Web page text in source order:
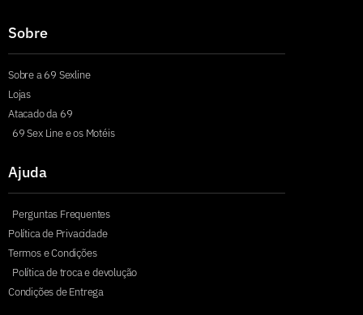
Sobre
Sobre a 69 Sexline
Lojas
Atacado da 69
69 Sex Line e os Motéis
Ajuda
Perguntas Frequentes
Política de Privacidade
Termos e Condições
Política de troca e devolução
Condições de Entrega